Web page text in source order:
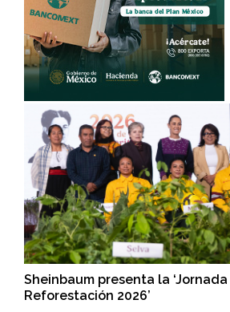
Sheinbaum presenta la
Reforestación 2026’